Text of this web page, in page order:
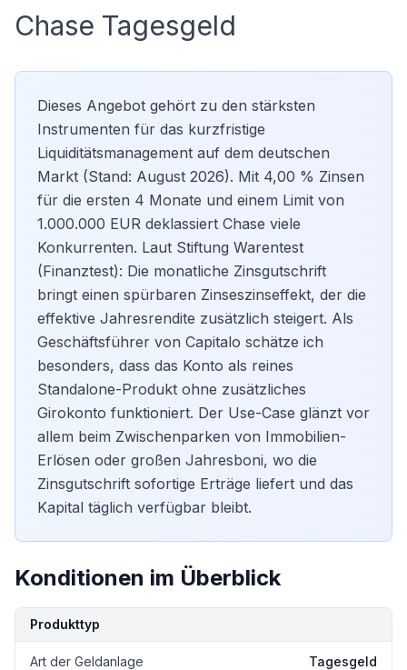
Chase Tagesgeld
Dieses Angebot gehört zu den stärksten
Instrumenten für das kurzfristige
Liquiditätsmanagement auf dem deutschen
Markt (Stand: August 2026). Mit 4,00 % Zinsen
für die ersten 4 Monate und einem Limit von
1.000.000 EUR deklassiert Chase viele
Konkurrenten. Laut Stiftung Warentest
(Finanztest): Die monatliche Zinsgutschrift
bringt einen spürbaren Zinseszinseffekt, der die
effektive Jahresrendite zusätzlich steigert. Als
Geschäftsführer von Capitalo schätze ich
besonders, dass das Konto als reines
Standalone-Produkt ohne zusätzliches
Girokonto funktioniert. Der Use-Case glänzt vor
allem beim Zwischenparken von Immobilien-
Erlösen oder großen Jahresboni, wo die
Zinsgutschrift sofortige Erträge liefert und das
Kapital täglich verfügbar bleibt.
Konditionen im Überblick
KonditionDetails
Produkttyp
Art der Geldanlage Tagesgeld